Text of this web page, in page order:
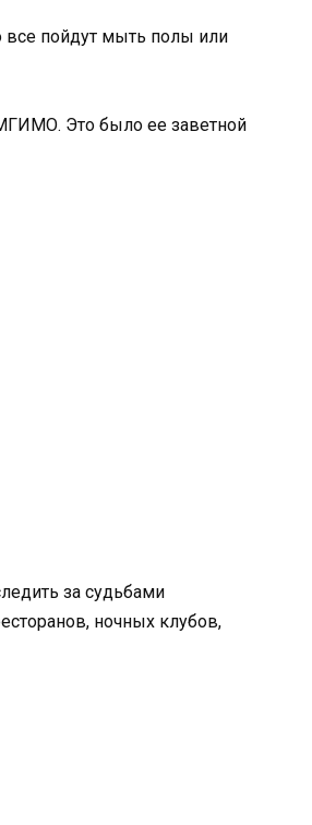
все пойдут мыть полы или
Это было ее заветной
за судьбами
ночных клубов,